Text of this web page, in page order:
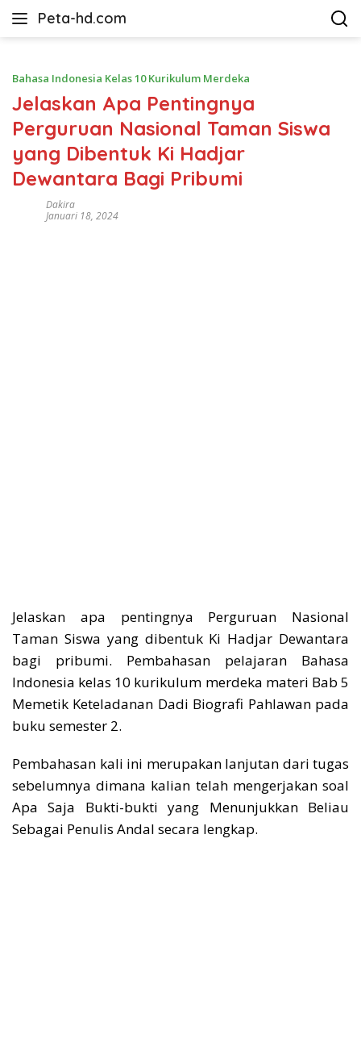
Peta-hd.com
Kumpulan
HD
Bahasa Indonesia Kelas 10 Kurikulum Merdeka
Jelaskan Apa Pentingnya
Perguruan Nasional Taman Siswa
yang Dibentuk Ki Hadjar
Dewantara Bagi Pribumi
Dakira
Januari 18, 2024
Jelaskan apa pentingnya Perguruan Nasional
Taman Siswa yang dibentuk Ki Hadjar Dewantara
bagi pribumi. Pembahasan pelajaran Bahasa
Indonesia kelas 10 kurikulum merdeka materi Bab 5
Memetik Keteladanan Dadi Biografi Pahlawan pada
buku semester 2.
Pembahasan kali ini merupakan lanjutan dari tugas
sebelumnya dimana kalian telah mengerjakan soal
Apa Saja Bukti-bukti yang Menunjukkan Beliau
Sebagai Penulis Andal secara lengkap.